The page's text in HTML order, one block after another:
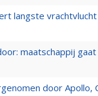
langste
maatschappij
door Apollo,